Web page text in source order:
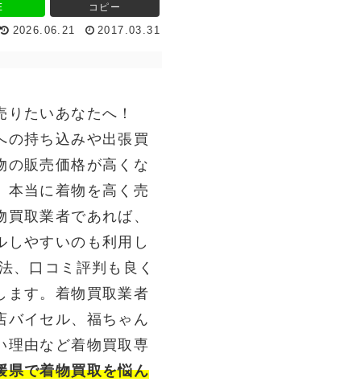
コピー
2026.06.21 2017.03.31
たいあなたへ！
の持ち込みや出張買
の販売価格が高くな
本当に着物を高く売
取業者であれば、
やすいのも利用し
、口コミ評判も良く
ます。着物買取業者
バイセル、福ちゃん
理由など着物買取専
県で着物買取を悩ん